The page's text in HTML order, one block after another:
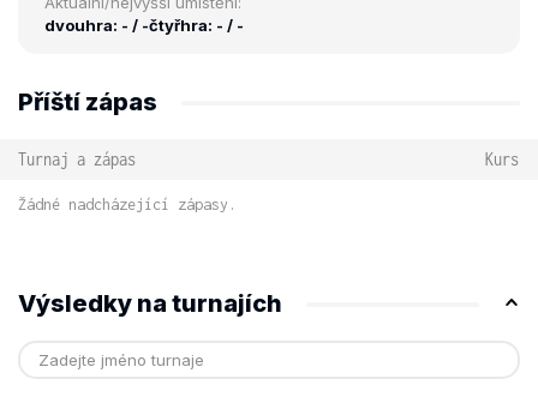
dvouhra: - / -čtyřhra: - / -
Příští zápas
Turnaj a zápas Kurs
Žádné nadcházející zápasy.
Výsledky na turnajích